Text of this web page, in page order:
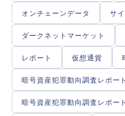
オンチェーンデータ サ
ダークネットマーケット
レポート 仮想通貨
暗号資産犯罪動向調査レポート
暗号資産犯罪動向調査レポー